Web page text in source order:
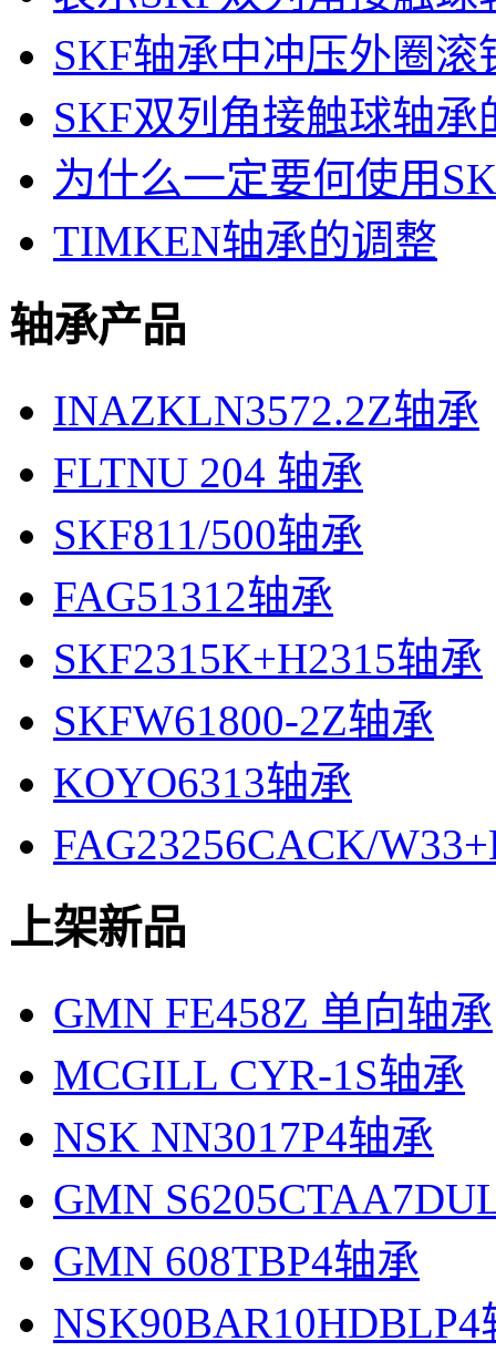
SKF轴承中冲压外圈
SKF双列角接触球轴
为什么一定要何使用
TIMKEN轴承的调整
轴承产品
INAZKLN3572.2Z轴承
FLTNU 204 轴承
SKF811/500轴承
FAG51312轴承
SKF2315K+H2315轴承
SKFW61800-2Z轴承
KOYO6313轴承
FAG23256CACK/
上架新品
GMN FE458Z 单向轴承
MCGILL CYR-1S轴承
NSK NN3017P4轴承
GMN
GMN 608TBP4轴承
NSK90BAR10HDBLP4